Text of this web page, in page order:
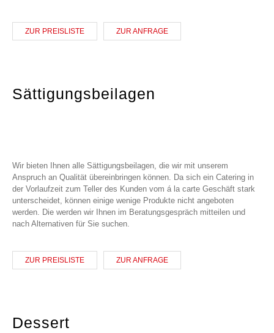
ZUR PREISLISTE ZUR ANFRAGE
Sättigungsbeilagen
Wir bieten Ihnen alle Sättigungsbeilagen, die wir mit unserem
Anspruch an Qualität übereinbringen können. Da sich ein Catering in
der Vorlaufzeit zum Teller des Kunden vom á la carte Geschäft stark
unterscheidet, können einige wenige Produkte nicht angeboten
werden. Die werden wir Ihnen im Beratungsgespräch mitteilen und
nach Alternativen für Sie suchen.
ZUR PREISLISTE ZUR ANFRAGE
Dessert